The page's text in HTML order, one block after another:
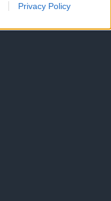
Privacy Policy